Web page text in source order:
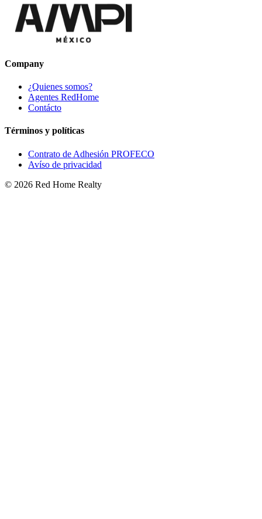
Company
¿Quienes somos?
Agentes RedHome
Contácto
Términos y políticas
Contrato de Adhesión PROFECO
Avíso de privacidad
© 2026 Red Home Realty